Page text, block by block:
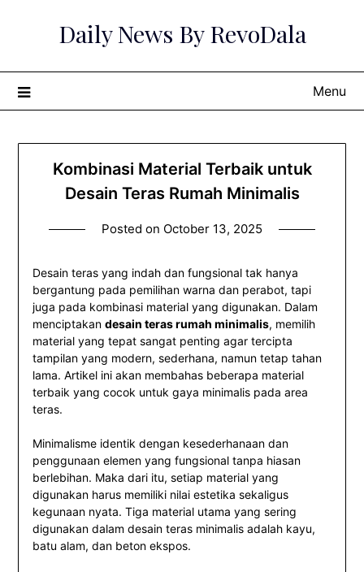
Daily News By RevoDala
Menu
Kombinasi Material Terbaik untuk
Desain Teras Rumah Minimalis
Posted on October 13, 2025
Desain teras yang indah dan fungsional tak hanya
bergantung pada pemilihan warna dan perabot, tapi
juga pada kombinasi material yang digunakan. Dalam
menciptakan desain teras rumah minimalis, memilih
material yang tepat sangat penting agar tercipta
tampilan yang modern, sederhana, namun tetap tahan
lama. Artikel ini akan membahas beberapa material
terbaik yang cocok untuk gaya minimalis pada area
teras.
Minimalisme identik dengan kesederhanaan dan
penggunaan elemen yang fungsional tanpa hiasan
berlebihan. Maka dari itu, setiap material yang
digunakan harus memiliki nilai estetika sekaligus
kegunaan nyata. Tiga material utama yang sering
digunakan dalam desain teras minimalis adalah kayu,
batu alam, dan beton ekspos.